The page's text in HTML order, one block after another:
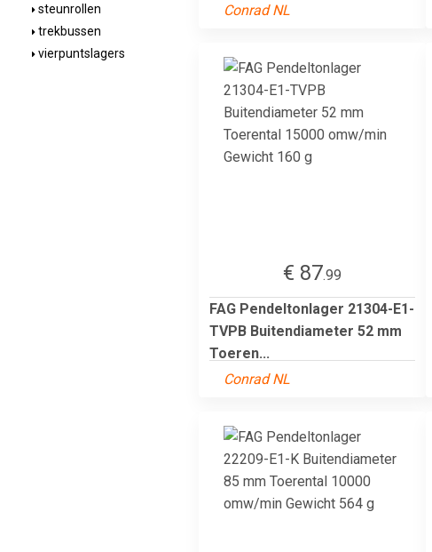
steunrollen
trekbussen
vierpuntslagers
Conrad NL
€ 87.99
FAG Pendeltonlager 21304-E1-
TVPB Buitendiameter 52 mm
Toeren...
Conrad NL